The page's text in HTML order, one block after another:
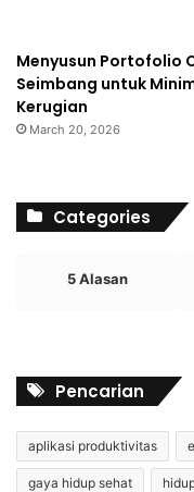
Menyusun Portofolio
Seimbang untuk
Kerugian
March 20, 2026
Categories
5 Alasan
Pencarian
aplikasi produktivitas
gaya hidup sehat